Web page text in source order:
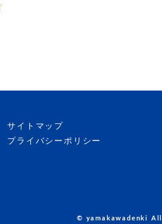
サイトマップ
プライバシーポリシー
© yamakawadenki